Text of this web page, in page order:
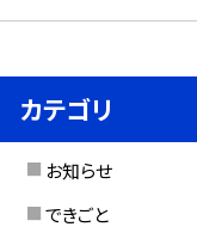
カテゴリ
お知らせ
できごと